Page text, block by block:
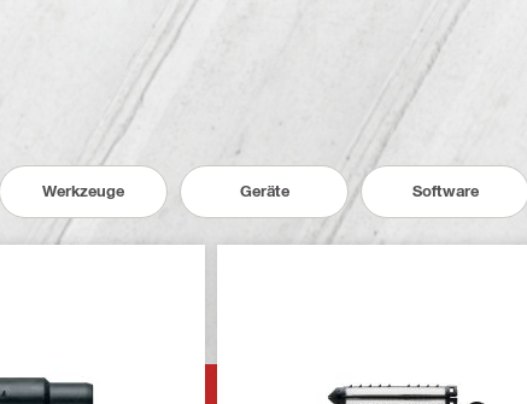
Werkzeuge Geräte Software